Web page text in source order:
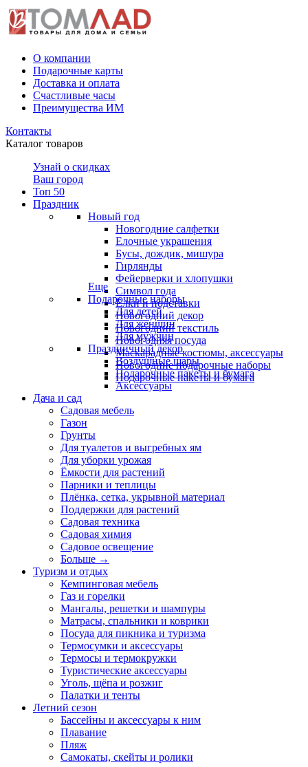
О компании
Подарочные карты
Доставка и оплата
Счастливые часы
Преимущества ИМ
Контакты
Каталог товаров
Узнай о скидках
Ваш город
Топ 50
Праздник
Новый год
Новогодние салфетки
Елочные украшения
Бусы, дождик, мишура
Гирлянды
Фейерверки и хлопушки
Символ года
Ёлки и подставки
Новогодний декор
Новогодний текстиль
Новогодняя посуда
Маскарадные костюмы, аксессуары
Новогодние подарочные наборы
Подарочные пакеты и бумага
Еще
Подарочные наборы
Для детей
Для женщин
Для мужчин
Праздничный декор
Воздушные шары
Подарочные пакеты и бумага
Аксессуары
Дача и сад
Садовая мебель
Газон
Грунты
Для туалетов и выгребных ям
Для уборки урожая
Ёмкости для растений
Парники и теплицы
Плёнка, сетка, укрывной материал
Поддержки для растений
Садовая техника
Садовая химия
Садовое освещение
Больше →
Туризм и отдых
Кемпинговая мебель
Газ и горелки
Мангалы, решетки и шампуры
Матрасы, cпальники и коврики
Посуда для пикника и туризма
Термосумки и аксессуары
Термосы и термокружки
Туристические аксессуары
Уголь, щёпа и розжиг
Палатки и тенты
Летний сезон
Бассейны и аксессуары к ним
Плавание
Пляж
Самокаты, скейты и ролики